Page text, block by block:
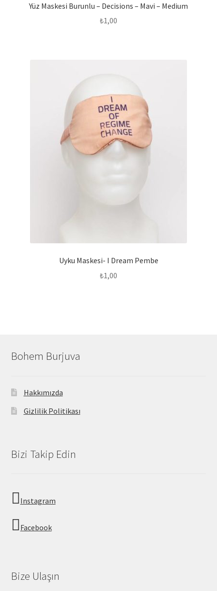
Yüz Maskesi Burunlu – Decisions – Mavi – Medium
₺1,00
Uyku Maskesi- I Dream Pembe
₺1,00
Bohem Burjuva
Hakkımızda
Gizlilik Politikası
Bizi Takip Edin
Instagram
Facebook
Bize Ulaşın